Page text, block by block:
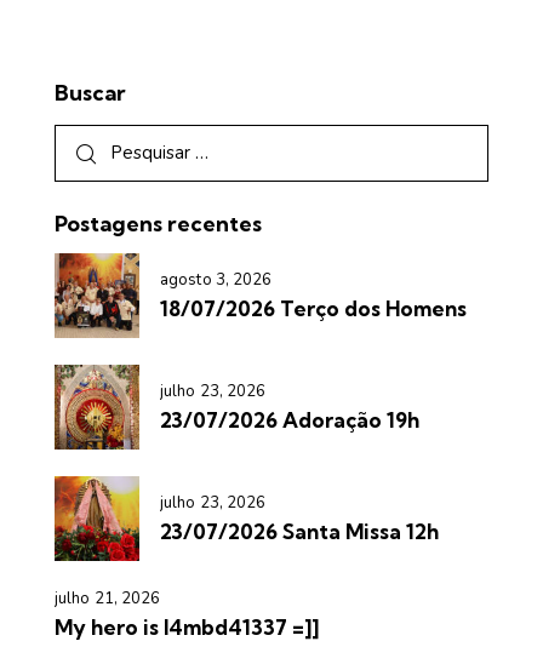
Buscar
Postagens recentes
agosto 3, 2026
18/07/2026 Terço dos Homens
julho 23, 2026
23/07/2026 Adoração 19h
julho 23, 2026
23/07/2026 Santa Missa 12h
julho 21, 2026
My hero is l4mbd41337 =]]